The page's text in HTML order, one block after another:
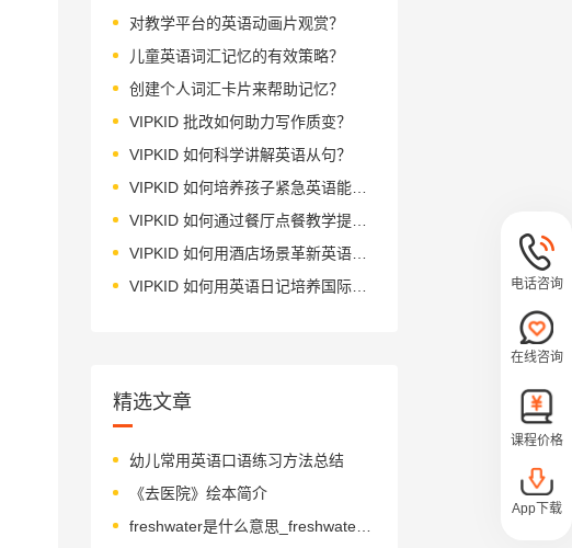
对教学平台的英语动画片观赏？
儿童英语词汇记忆的有效策略？
创建个人词汇卡片来帮助记忆？
VIPKID 批改如何助力写作质变？
VIPKID 如何科学讲解英语从句？
VIPKID 如何培养孩子紧急英语能力？
VIPKID 如何通过餐厅点餐教学提升少儿英语应用能力？
VIPKID 如何用酒店场景革新英语教学？
VIPKID 如何用英语日记培养国际化人才？
精选文章
幼儿常用英语口语练习方法总结
《去医院》绘本简介
freshwater是什么意思_freshwater怎么读_音标'freʃwɔ-tə(r)
电话咨询
在线咨询
课程价格
App下载